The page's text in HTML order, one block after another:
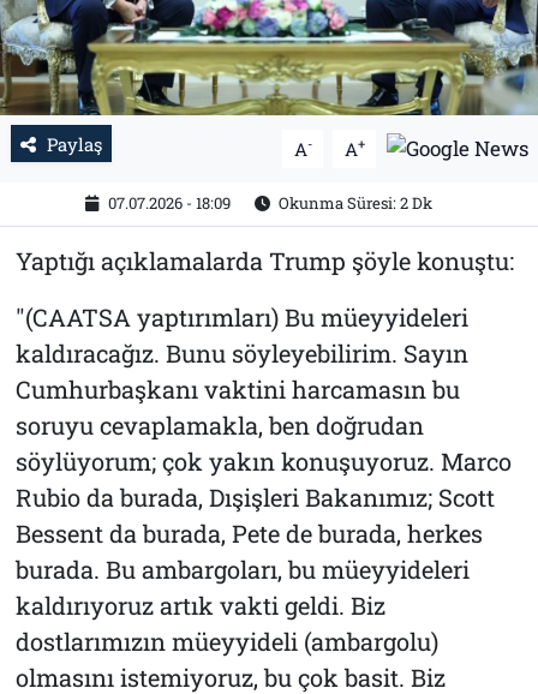
Paylaş A- A+
07.07.2026 - 18:09 Okunma Süresi: 2 Dk
Yaptığı açıklamalarda Trump şöyle konuştu:
"(CAATSA yaptırımları) Bu müeyyideleri
kaldıracağız. Bunu söyleyebilirim. Sayın
Cumhurbaşkanı vaktini harcamasın bu
soruyu cevaplamakla, ben doğrudan
söylüyorum; çok yakın konuşuyoruz. Marco
Rubio da burada, Dışişleri Bakanımız; Scott
Bessent da burada, Pete de burada, herkes
burada. Bu ambargoları, bu müeyyideleri
kaldırıyoruz artık vakti geldi. Biz
dostlarımızın müeyyideli (ambargolu)
olmasını istemiyoruz, bu çok basit. Biz